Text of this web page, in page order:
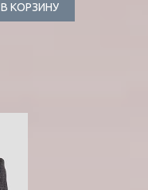
В КОРЗИНУ